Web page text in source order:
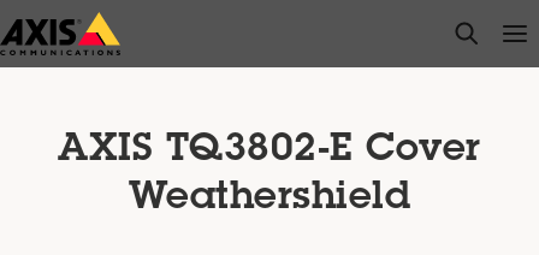
Passer
au
open
AXIS TQ3802-E Cover
Weathershield